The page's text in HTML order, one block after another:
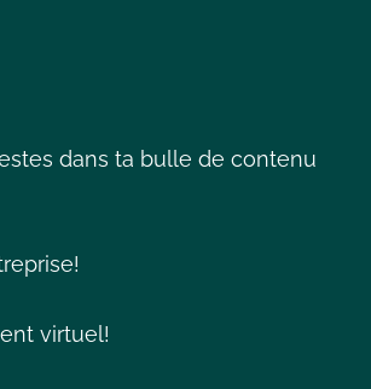
dans ta bulle de contenu
virtuel!